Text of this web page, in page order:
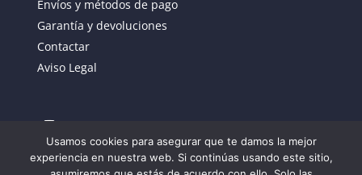
este navegador para la próxima vez que comente.
Envíos y métodos de pago
Garantía y devoluciones
Contactar
Aviso Legal
Usamos cookies para asegurar que te damos la mejor
experiencia en nuestra web. Si continúas usando este sitio,